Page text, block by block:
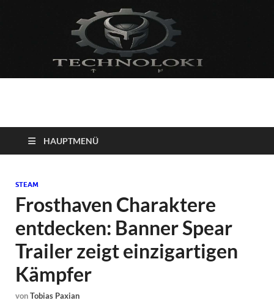
Technoloki: Gaming
und Entertainment
News
Blockbuster, Indie-Perlen und Retro-Klassiker.
HAUPTMENÜ
STEAM
Frosthaven Charaktere
entdecken: Banner Spear
Trailer zeigt einzigartigen
Kämpfer
vonTobias Paxian